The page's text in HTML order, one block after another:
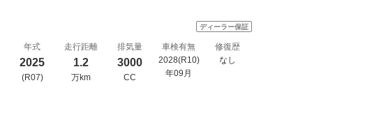
ディーラー保証
年式
2025
(R07)
走行距離
1.2
万km
排気量
3000
CC
車検有無
2028(R10)
年09月
修復歴
なし